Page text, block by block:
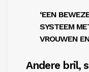
‘EEN
SYSTEEM
VROUWEN
Andere bril,